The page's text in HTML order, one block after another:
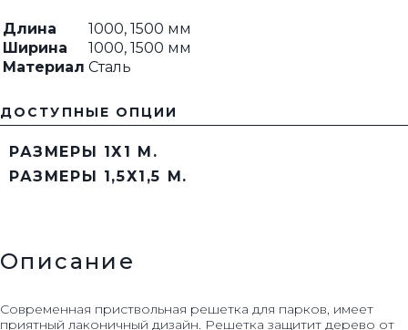
Длина
1000, 1500 мм
Ширина
1000, 1500 мм
Материал Сталь
ДОСТУПНЫЕ ОПЦИИ
РАЗМЕРЫ 1Х1 М.
РАЗМЕРЫ 1,5Х1,5 М.
Описание
Современная приствольная решетка для парков, имеет
приятный лаконичный дизайн. Решетка защитит дерево от